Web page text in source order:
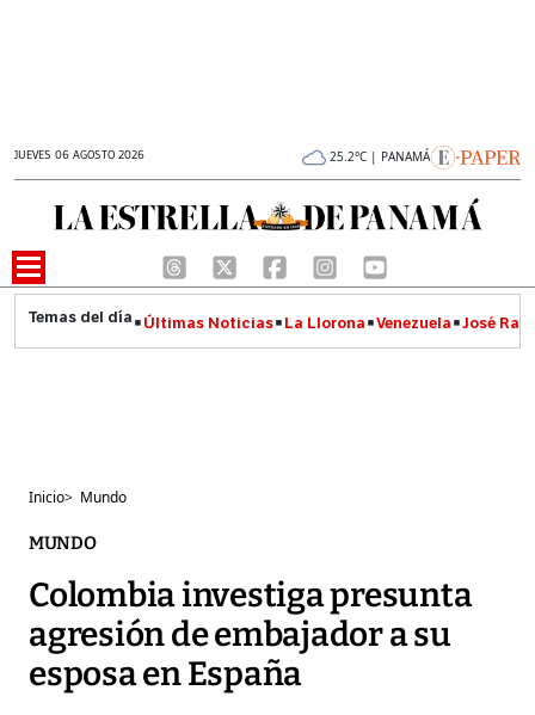
JUEVES 06 AGOSTO 2026 25.2°C | PANAMÁ
Últimas Noticias La Llorona Venezuela José
Inicio> Mundo
MUNDO
Colombia investiga presunta
agresión de embajador a su
esposa en España